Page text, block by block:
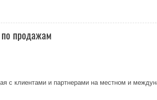
продажам
с клиентами и партнерами на местном и